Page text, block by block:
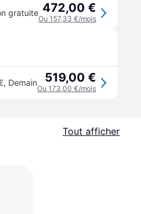
gratuite 472,00 €
Ou 157,33 €/mois
, Demain 519,00 €
Ou 173,00 €/mois
Tout afficher